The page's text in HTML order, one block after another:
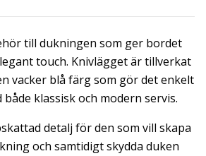
till dukningen som ger bordet
touch. Knivlägget är tillverkat
vacker blå färg som gör det enkelt
klassisk och modern servis.
detalj för den som vill skapa
och samtidigt skydda duken